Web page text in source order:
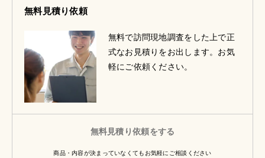
無料見積り依頼
無料で訪問現地調査をした上で正
式なお見積りをお出します。お気
軽にご依頼ください。
無料見積り依頼をする
商品・内容が決まっていなくてもお気軽にご相談ください